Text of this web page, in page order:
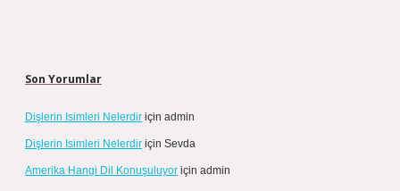
Son Yorumlar
Dişlerin Isimleri Nelerdir için admin
Dişlerin Isimleri Nelerdir için Sevda
Amerika Hangi Dil Konuşuluyor için admin